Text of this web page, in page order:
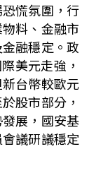
慌氛圍，行
料、金融市
融穩定。政
美元走強，
台幣較歐元
股市部分，
展，國安基
議研議穩定